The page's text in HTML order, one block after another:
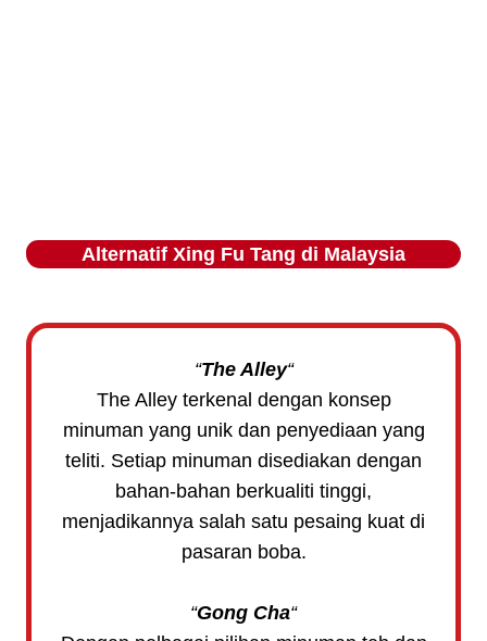
Alternatif Xing Fu Tang di Malaysia
“The Alley“
The Alley terkenal dengan konsep
minuman yang unik dan penyediaan yang
teliti. Setiap minuman disediakan dengan
bahan-bahan berkualiti tinggi,
menjadikannya salah satu pesaing kuat di
pasaran boba.
“Gong Cha“